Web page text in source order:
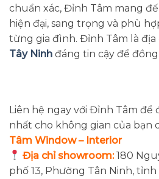
chuẩn xác, Đỉnh Tâm mang
hiện đại, sang trọng và phù
từng gia đình. Đỉnh Tâm là địa
Tây Ninh đáng tin cậy để
Liên hệ ngay với Đỉnh Tâm
nhất cho không gian của bạn
Tâm Window – Interior
Địa chỉ showroom:180
phố 13, Phường Tân Ninh, tỉnh